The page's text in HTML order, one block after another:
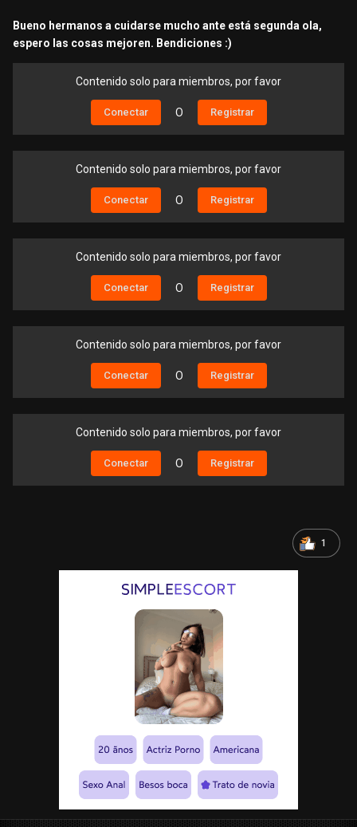
Bueno hermanos a cuidarse mucho ante está segunda ola,
espero las cosas mejoren. Bendiciones :)
Contenido solo para miembros, por favor
Conectar O Registrar
Contenido solo para miembros, por favor
Conectar O Registrar
Contenido solo para miembros, por favor
Conectar O Registrar
Contenido solo para miembros, por favor
Conectar O Registrar
Contenido solo para miembros, por favor
Conectar O Registrar
1